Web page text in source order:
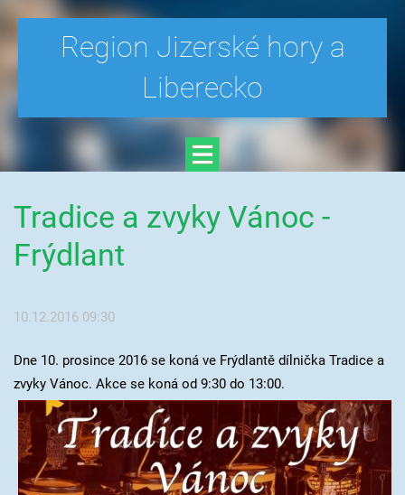
Region Jizerské hory a
Liberecko
Tradice a zvyky Vánoc -
Frýdlant
10.12.2016 09:30
Dne 10. prosince 2016 se koná ve Frýdlantě dílnička Tradice a
zvyky Vánoc. Akce se koná od 9:30 do 13:00.